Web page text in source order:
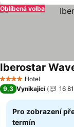
Oblíbená volba
4 Počet hvězdiček
Hotel
Iberostar
9,3 Vynikající 16
Pro zobrazení
termín